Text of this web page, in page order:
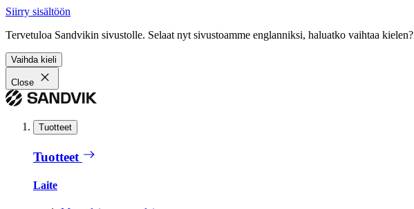
Siirry sisältöön
Tervetuloa Sandvikin sivustolle. Selaat nyt sivustoamme englanniksi, haluatko vaihtaa kielen?
Vaihda kieli
Close
Tuotteet
Tuotteet
Laite